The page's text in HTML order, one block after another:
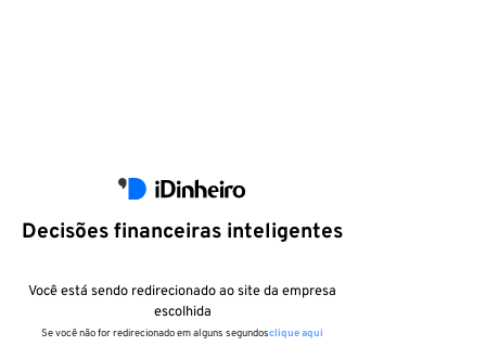
Decisões financeiras inteligentes
Você está sendo redirecionado ao site da empresa
escolhida
Se você não for redirecionado em alguns segundosclique aqui